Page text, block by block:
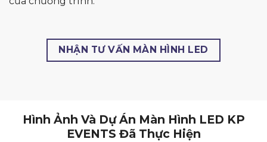
NHẬN TƯ VẤN MÀN HÌNH LED
Hình Ảnh Và Dự Án Màn Hình LED KP
EVENTS Đã Thực Hiện